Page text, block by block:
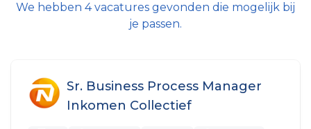
We hebben 4 vacatures gevonden die mogelijk bij
je passen.
Sr. Business Process Manager
Inkomen Collectief